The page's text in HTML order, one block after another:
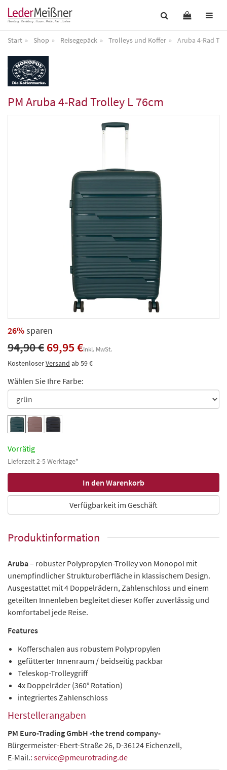
Start Shop Reisegepäck Trolleys und Koffer Aruba 4-Rad
PMAruba 4-Rad Trolley L 76cm
26%sparen
94,90 €69,95 €Inkl. MwSt.
KostenloserVersand ab 59 €
Wählen Sie Ihre Farbe:
Vorrätig
Lieferzeit 2-5 Werktage*
Verfügbarkeit im Geschäft
Produktinformation
Aruba– robuster Polypropylen-Trolley von Monopol mit
unempfindlicher Strukturoberfläche in klassischem Design.
Ausgestattet mit 4 Doppelrädern, Zahlenschloss und einem
geteilten Innenleben begleitet dieser Koffer zuverlässig und
komfortabel jede Reise.
Features
Kofferschalen aus robustem Polypropylen
gefütterter Innenraum / beidseitig packbar
Teleskop-Trolleygriff
4x Doppelräder (360° Rotation)
integriertes Zahlenschloss
Herstellerangaben
PM Euro-Trading GmbH -the trend company-
Bürgermeister-Ebert-Straße 26, D-36124 Eichenzell,
E-Mail.: service@pmeurotrading.de